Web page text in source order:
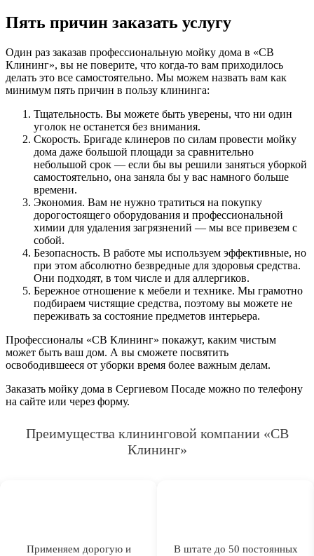
Пять причин заказать услугу
Один раз заказав профессиональную мойку дома в «СВ
Клининг», вы не поверите, что когда-то вам приходилось
делать это все самостоятельно. Мы можем назвать вам как
минимум пять причин в пользу клининга:
Тщательность. Вы можете быть уверены, что ни один
уголок не останется без внимания.
Скорость. Бригаде клинеров по силам провести мойку
дома даже большой площади за сравнительно
небольшой срок — если бы вы решили заняться уборкой
самостоятельно, она заняла бы у вас намного больше
времени.
Экономия. Вам не нужно тратиться на покупку
дорогостоящего оборудования и профессиональной
химии для удаления загрязнений — мы все привезем с
собой.
Безопасность. В работе мы используем эффективные, но
при этом абсолютно безвредные для здоровья средства.
Они подходят, в том числе и для аллергиков.
Бережное отношение к мебели и технике. Мы грамотно
подбираем чистящие средства, поэтому вы можете не
переживать за состояние предметов интерьера.
Профессионалы «СВ Клининг» покажут, каким чистым
может быть ваш дом. А вы сможете посвятить
освободившееся от уборки время более важным делам.
Заказать мойку дома в Сергиевом Посаде можно по телефону
на сайте или через форму.
Преимущества клининговой компании «СВ
Клининг»
Применяем дорогую и
В штате до 50 постоянных